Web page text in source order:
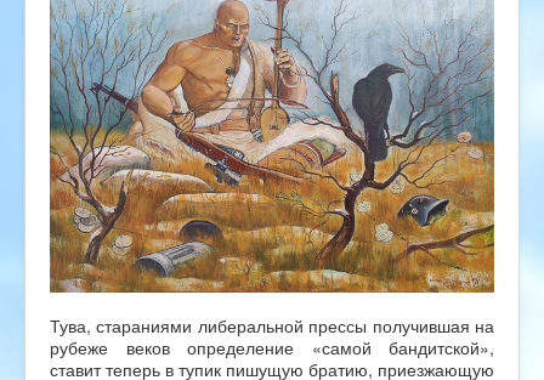
Тува, стараниями либеральной прессы получившая на
рубеже веков определение «самой бандитской»,
ставит теперь в тупик пишущую братию, приезжающую